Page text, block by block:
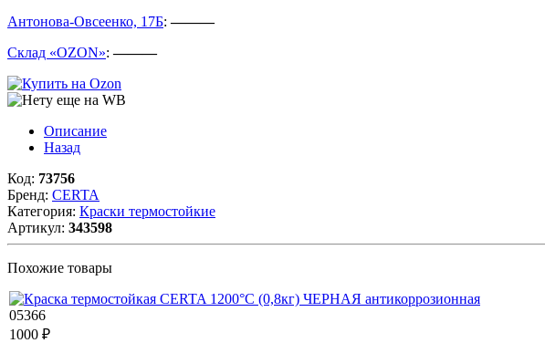
Антонова-Овсеенко, 17Б:———
Склад «OZON»:———
Описание
Назад
Код: 73756
Бренд: CERTA
Категория: Краски термостойкие
Артикул: 343598
Похожие товары
05366
1000 ₽